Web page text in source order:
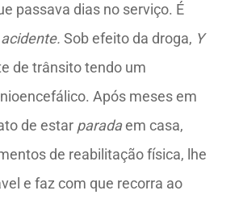
passava dias no serviço. É
acidente. Sob efeito da droga, Y
de trânsito tendo um
Após meses em
de estar paradaem casa,
de reabilitação física, lhe
e faz com que recorra ao